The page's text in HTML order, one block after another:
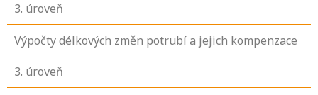
3. úroveň
Výpočty délkových změn potrubí a jejich kompenzace
3. úroveň